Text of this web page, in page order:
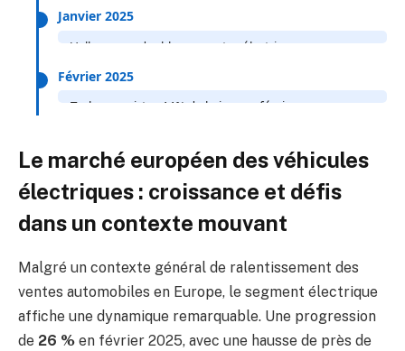
Janvier 2025
Volkswagen double ses ventes électriques
Février 2025
Tesla enregistre 44% de baisse en février
Le marché européen des véhicules
électriques : croissance et défis
dans un contexte mouvant
Malgré un contexte général de ralentissement des
ventes automobiles en Europe, le segment électrique
affiche une dynamique remarquable. Une progression
de 26 % en février 2025, avec une hausse de près de